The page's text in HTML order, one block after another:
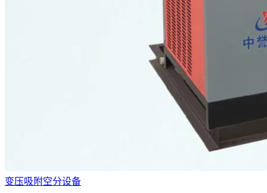
变压吸附空分设备